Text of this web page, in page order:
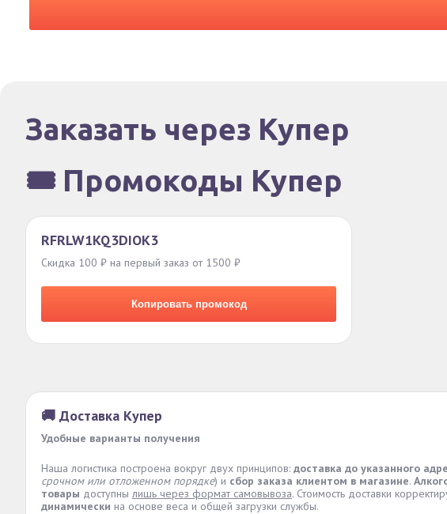
Заказать через Купер
🎟️ Промокоды Купер
RFRLW1KQ3DIOK3
Скидка 100 ₽ на первый заказ от 1500 ₽
Копировать промокод
🚚 Доставка Купер
Удобные варианты получения
Наша логистика построена вокруг двух принципов: доставка до указанного
срочном или отложенном порядке) и сбор заказа клиентом в магазине.
товары доступны лишь через формат самовывоза. Стоимость доставки
динамически на основе веса и общей загрузки службы.